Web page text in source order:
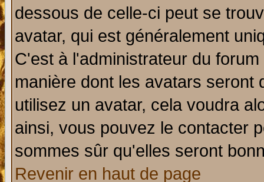
dessous de celle-ci peut se
avatar, qui est généralement
C'est à l'administrateur du
manière dont les avatars seront
utilisez un avatar, cela voudra
ainsi, vous pouvez le contacter
sommes sûr qu'elles seront
Revenir en haut de page